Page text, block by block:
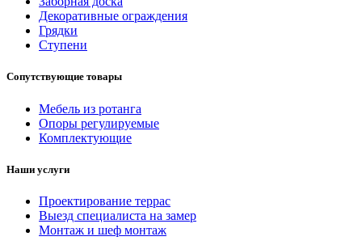
Декоративные ограждения
Грядки
Ступени
Сопутствующие товары
Мебель из ротанга
Опоры регулируемые
Комплектующие
Наши услуги
Проектирование террас
Выезд специалиста на замер
Монтаж и шеф монтаж